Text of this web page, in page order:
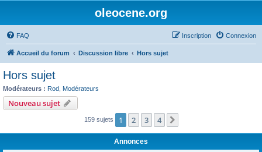
oleocene.org
FAQ Connexion
Inscription
Accueil du forum Discussion libre Hors sujet
Hors sujet
Modérateurs : Rod Modérateurs
Nouveau sujet
159 sujets 1 2 3 4
Annonces